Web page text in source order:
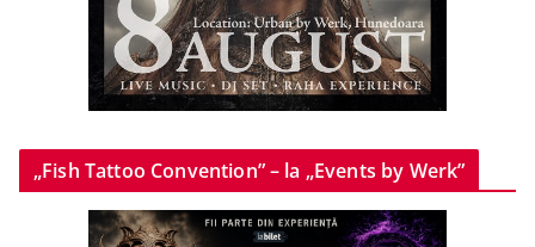
„Fish Tattoo Convention” – la „Events by Werk”